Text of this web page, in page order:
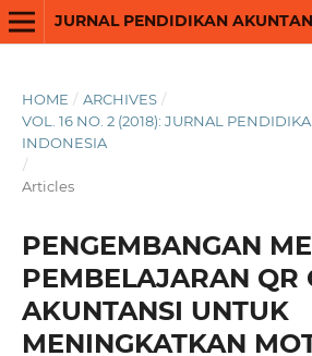
JURNAL PENDIDIKAN
HOME / ARCHIVES /
VOL. 16 NO. 2 (2018): JURNAL
INDONESIA
/
Articles
PENGEMBANGAN
PEMBELAJARAN QR
AKUNTANSI UNTUK
MENINGKATKAN